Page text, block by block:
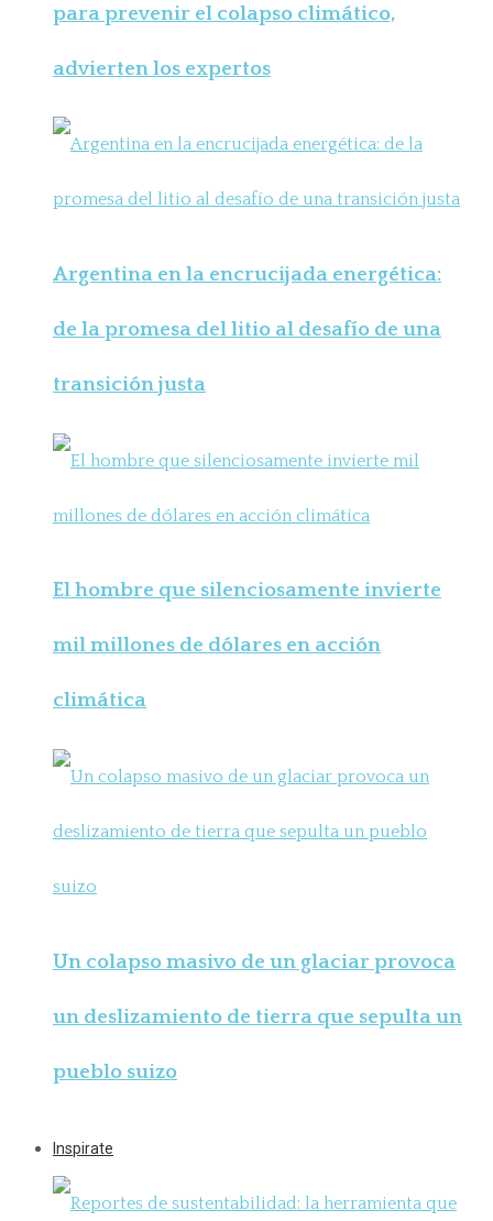
para prevenir el colapso climático,
advierten los expertos
Argentina en la encrucijada energética:
de la promesa del litio al desafío de una
transición justa
El hombre que silenciosamente invierte
mil millones de dólares en acción
climática
Un colapso masivo de un glaciar provoca
un deslizamiento de tierra que sepulta un
pueblo suizo
Inspirate